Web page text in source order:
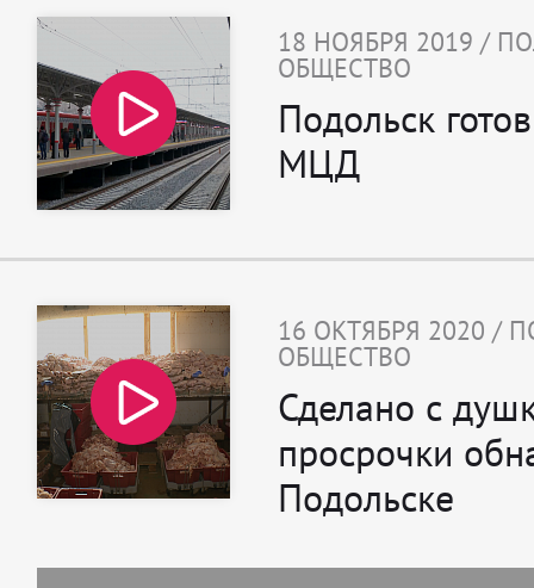
18 НОЯБРЯ 2019 /
ОБЩЕСТВО
Подольск
МЦД
16 ОКТЯБРЯ 2020 /
ОБЩЕСТВО
Сделано с
просрочки
Подольске